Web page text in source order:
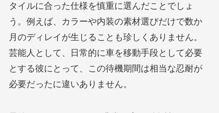
タイルに合った仕様を慎重に選んだことでしょ
う。例えば、カラーや内装の素材選びだけで数か
月のディレイが生じることも珍しくありません。
芸能人として、日常的に車を移動手段として必要
とする彼にとって、この待機期間は相当な忍耐が
必要だったに違いありません。